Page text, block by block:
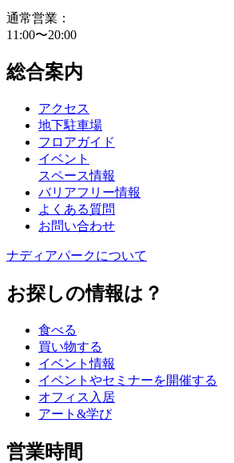
通常営業：
11:00〜20:00
総合案内
アクセス
地下駐車場
フロアガイド
イベント
スペース情報
バリアフリー情報
よくある質問
お問い合わせ
ナディアパークについて
お探しの情報は？
食べる
買い物する
イベント情報
イベントやセミナーを開催する
オフィス入居
アート&学び
営業時間